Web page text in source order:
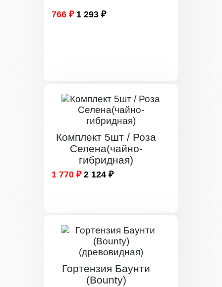
766 ₽ 1 293 ₽
Комплект 5шт / Роза
Селена(чайно-
гибридная)
1 770 ₽ 2 124 ₽
Гортензия Баунти
(Bounty)